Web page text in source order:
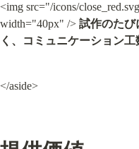
<img src="/icons/
width="40px" /> 試作のたび
く、コミュニケーション
</aside>